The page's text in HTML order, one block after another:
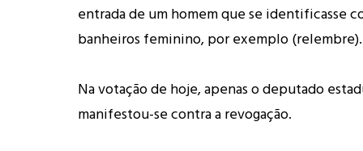
entrada de um homem que se identificasse
banheiros feminino, por exemplo (relembre).
Na votação de hoje, apenas o deputado
manifestou-se contra a revogação.